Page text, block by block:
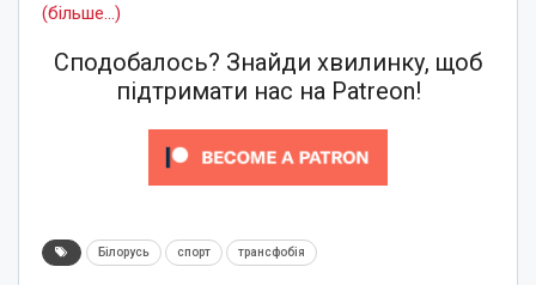
(більше…)
Сподобалось? Знайди хвилинку, щоб
підтримати нас на Patreon!
Білорусь спорт трансфобія